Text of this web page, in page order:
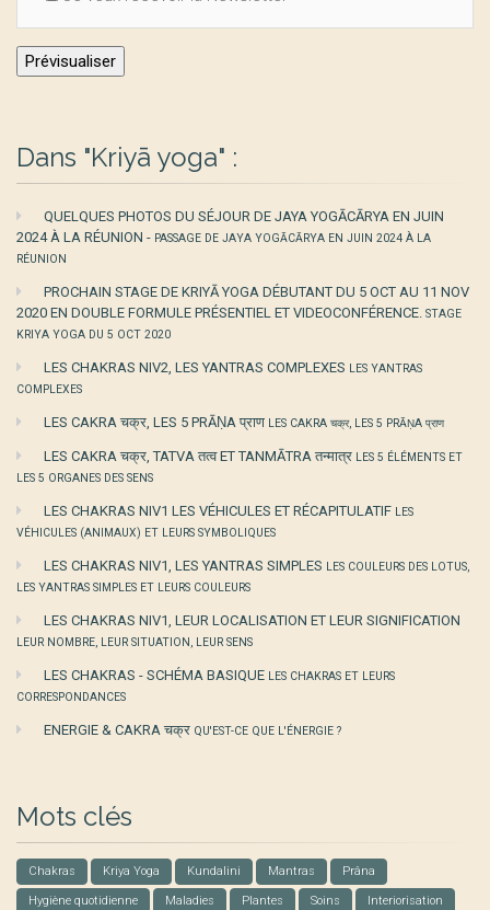
Dans "Kriyā yoga" :
QUELQUES PHOTOS DU SÉJOUR DE JAYA YOGĀCĀRYA EN JUIN
2024 À LA RÉUNION - PASSAGE DE JAYA YOGĀCĀRYA EN JUIN 2024 À LA
RÉUNION
PROCHAIN STAGE DE KRIYĀ YOGA DÉBUTANT DU 5 OCT AU 11 NOV
2020 EN DOUBLE FORMULE PRÉSENTIEL ET VIDEOCONFÉRENCE. STAGE
KRIYA YOGA DU 5 OCT 2020
LES CHAKRAS NIV2, LES YANTRAS COMPLEXES LES YANTRAS
COMPLEXES
LES CAKRA चक्र, LES 5 PRĀṆA प्राण LES CAKRA चक्र, LES 5 PRĀṆA प्राण
LES CAKRA चक्र, TATVA तत्व ET TANMĀTRA तन्मात्र LES 5 ÉLÉMENTS ET
LES 5 ORGANES DES SENS
LES CHAKRAS NIV1 LES VÉHICULES ET RÉCAPITULATIF LES
VÉHICULES (ANIMAUX) ET LEURS SYMBOLIQUES
LES CHAKRAS NIV1, LES YANTRAS SIMPLES LES COULEURS DES LOTUS,
LES YANTRAS SIMPLES ET LEURS COULEURS
LES CHAKRAS NIV1, LEUR LOCALISATION ET LEUR SIGNIFICATION
LEUR NOMBRE, LEUR SITUATION, LEUR SENS
LES CHAKRAS - SCHÉMA BASIQUE LES CHAKRAS ET LEURS
CORRESPONDANCES
ENERGIE & CAKRA चक्र QU'EST-CE QUE L'ÉNERGIE ?
Mots clés
Chakras Kriya Yoga Kundalini Mantras Prâna
Hygiène quotidienne Maladies Plantes Soins Interiorisation